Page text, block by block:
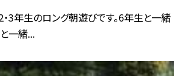
3年生のロング朝遊びです。6年生と一緒
一緒...